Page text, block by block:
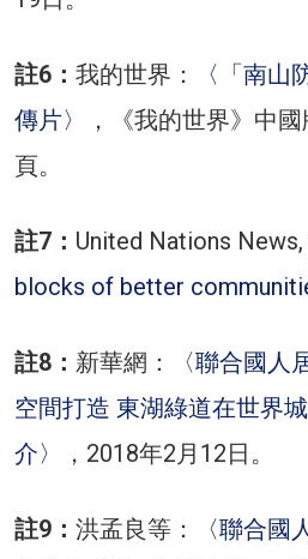
註6： 我的世界：
〈「南山
傳片〉
，《我的世界》中
頁。
註7： United Nations News,
blocks of better
註8： 新華網：〈聯合國人
空間打造 東湖綠道在世界
介〉
，2018年2月12日。
註9： 洪孟良等：
〈聯合